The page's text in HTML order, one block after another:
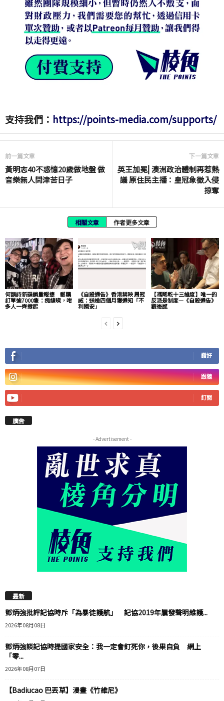
支持我們： https://points-media.com/supports/
前一篇文章
黃明志40不惑憶20歲做地盤 做
音樂無人問津苦日子
下一篇文章
英王加冕⎜澳洲政治體制再惹熱
議 原住民主播：皇冠象徵入侵
掠奪
相關文章 作者更多文章
何韻詩新碟銷量報捷 郵購
訂單逾7000隻：痴線㗎，咁
多人一齊撐起
《自殺通告》香港禁映 周冠
威：送檢四個月獲通知「不
利國安」
【馮睎乾十三維度】唯一的
反派是制度—《自殺通告》
觀後感
讚好
跟隨
訂閱
廣告
- Advertisement -
最新
鄧炳強批評記協時斥「為暴徒護航」 記協2019年屢發聲明維護...
2026年08月08日
鄧炳強談記協時提國家安全：我一定會釘死你，後果自負 網上
「零...
2026年08月07日
【Badiucao 巴丟草】漫畫《竹維尼》